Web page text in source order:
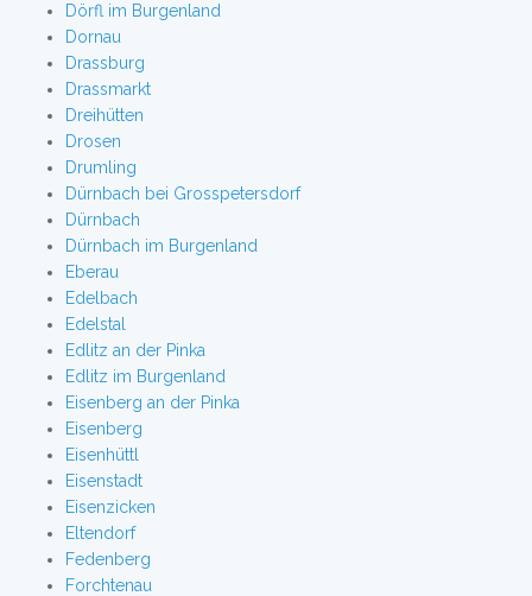
Dörfl im Burgenland
Dornau
Drassburg
Drassmarkt
Dreihütten
Drosen
Drumling
Dürnbach bei Grosspetersdorf
Dürnbach
Dürnbach im Burgenland
Eberau
Edelbach
Edelstal
Edlitz an der Pinka
Edlitz im Burgenland
Eisenberg an der Pinka
Eisenberg
Eisenhüttl
Eisenstadt
Eisenzicken
Eltendorf
Fedenberg
Forchtenau